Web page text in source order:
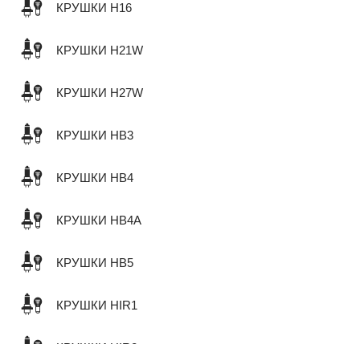
КРУШКИ H16
КРУШКИ H21W
КРУШКИ H27W
КРУШКИ HB3
КРУШКИ HB4
КРУШКИ HB4A
КРУШКИ HB5
КРУШКИ HIR1